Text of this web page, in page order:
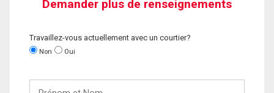
Demander plus de renseignements
Travaillez-vous actuellement avec un courtier?
Non Oui